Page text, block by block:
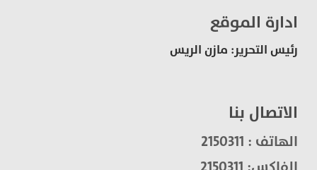
ادارة الموقع
رئيس التحرير: مازن الريس
الاتصال بنا
الهاتف : 2150311